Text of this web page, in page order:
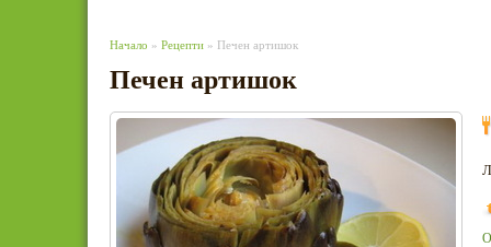
Начало » Рецепти » Печен артишок
Печен артишок